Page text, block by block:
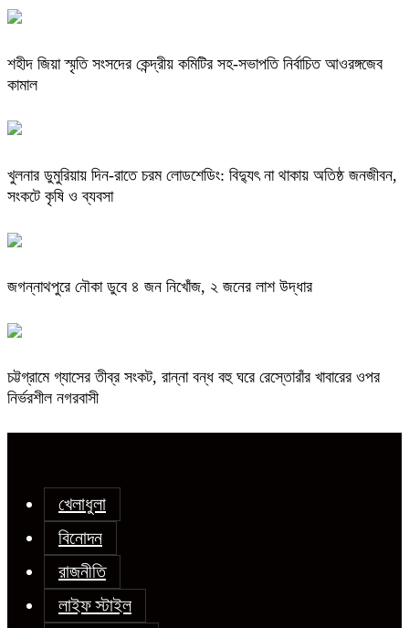
শহীদ জিয়া স্মৃতি সংসদের কেন্দ্রীয় কমিটির সহ-সভাপতি নির্বাচিত আওরঙ্গজেব
কামাল
খুলনার ডুমুরিয়ায় দিন-রাতে চরম লোডশেডিং: বিদ্যুৎ না থাকায় অতিষ্ঠ জনজীবন,
সংকটে কৃষি ও ব্যবসা
জগন্নাথপুরে নৌকা ডুবে ৪ জন নিখোঁজ, ২ জনের লাশ উদ্ধার
চট্টগ্রামে গ্যাসের তীব্র সংকট, রান্না বন্ধ বহু ঘরে রেস্তোরাঁর খাবারের ওপর
নির্ভরশীল নগরবাসী
খেলাধুলা
বিনোদন
রাজনীতি
লাইফ স্টাইল